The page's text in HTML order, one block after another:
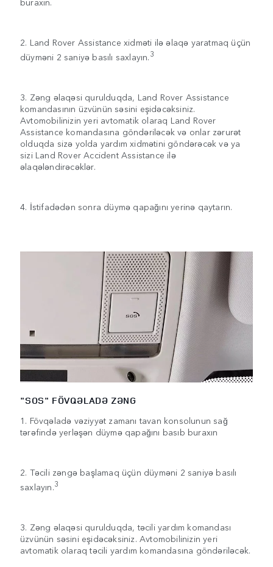
2. Land Rover Assistance xidməti ilə əlaqə yaratmaq üçün
düyməni 2 saniyə basılı saxlayın.3
3. Zəng əlaqəsi qurulduqda, Land Rover Assistance
komandasının üzvünün səsini eşidəcəksiniz.
Avtomobilinizin yeri avtomatik olaraq Land Rover
Assistance komandasına göndəriləcək və onlar zərurət
olduqda sizə yolda yardım xidmətini göndərəcək və ya
sizi Land Rover Accident Assistance ilə
əlaqələndirəcəklər.
4. İstifadədən sonra düymə qapağını yerinə qaytarın.
"SOS" FÖVQƏLADƏ ZƏNG
1. Fövqəladə vəziyyət zamanı tavan konsolunun sağ
tərəfində yerləşən düymə qapağını basıb buraxın
2. Təcili zəngə başlamaq üçün düyməni 2 saniyə basılı
saxlayın.3
3. Zəng əlaqəsi qurulduqda, təcili yardım komandası
üzvünün səsini eşidəcəksiniz. Avtomobilinizin yeri
avtomatik olaraq təcili yardım komandasına göndəriləcək.